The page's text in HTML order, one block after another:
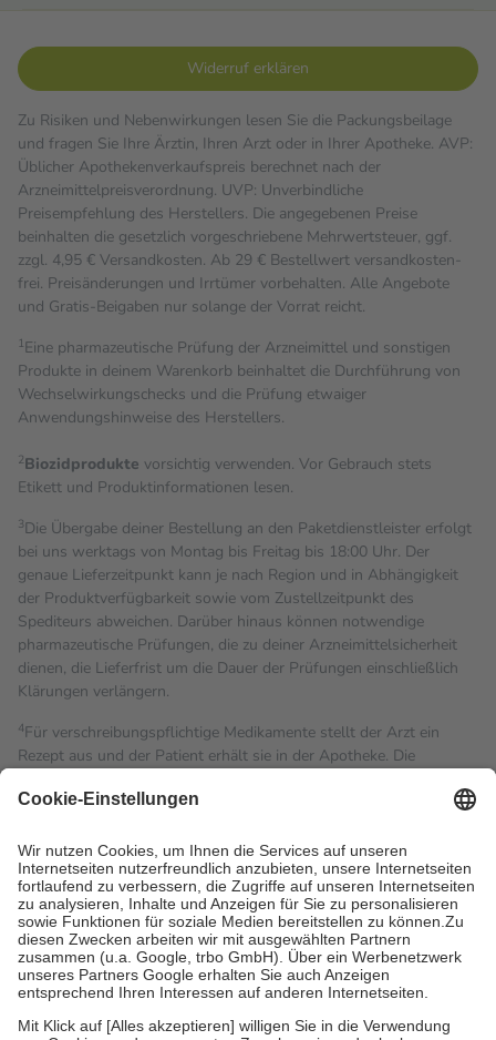
Widerruf erklären
Zu Risiken und Nebenwirkungen lesen Sie die Packungsbeilage
und fragen Sie Ihre Ärztin, Ihren Arzt oder in Ihrer Apotheke. AVP:
Üblicher Apothekenverkaufspreis berechnet nach der
Arzneimittelpreisverordnung. UVP: Unverbindliche
Preisempfehlung des Herstellers. Die angegebenen Preise
beinhalten die gesetzlich vorgeschriebene Mehrwertsteuer, ggf.
zzgl. 4,95 € Versandkosten. Ab 29 € Bestell­wert versand­kosten­
frei. Preisänderungen und Irrtümer vorbehalten. Alle Angebote
und Gratis-Beigaben nur solange der Vorrat reicht.
1Eine pharmazeutische Prüfung der Arzneimittel und sonstigen
Produkte in deinem Warenkorb beinhaltet die Durchführung von
Wechselwirkungschecks und die Prüfung etwaiger
Anwendungshinweise des Herstellers.
2Biozidprodukte vorsichtig verwenden. Vor Gebrauch stets
Etikett und Produktinformationen lesen.
3Die Übergabe deiner Bestellung an den Paketdienstleister erfolgt
bei uns werktags von Montag bis Freitag bis 18:00 Uhr. Der
genaue Lieferzeitpunkt kann je nach Region und in Abhängigkeit
der Produktverfügbarkeit sowie vom Zustellzeitpunkt des
Spediteurs abweichen. Darüber hinaus können notwendige
pharmazeutische Prüfungen, die zu deiner Arzneimittelsicherheit
dienen, die Lieferfrist um die Dauer der Prüfungen einschließlich
Klärungen verlängern.
4Für verschreibungspflichtige Medikamente stellt der Arzt ein
Rezept aus und der Patient erhält sie in der Apotheke. Die
Kosten dafür, der Versicherte trägt einen Teil davon als Zuzahlung
Grundsätzlich leisten Mitglieder Zuzahlungen in Höhe von zehn
Prozent des Abgabepreises,mindestensjedochfünf Euround
höchstens zehn Euro.Es sind jedoch nie mehr als die
tatsächlichen Kosten der Leistung zu entrichten.
Diese Regeln gelten grundsätzlich auch für Online-Apotheken.
Bei Heilmitteln und häuslicher Krankenpflege beträgt die
Zuzahlung zehn Prozent der Kosten sowie zehn Euro je
Um das Engagement der Versicherten für ihre eigene Gesundheit